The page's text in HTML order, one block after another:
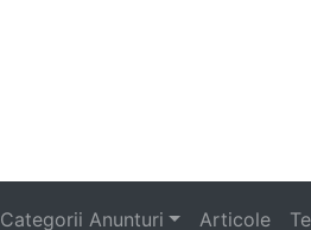
Categorii Anunturi Articole